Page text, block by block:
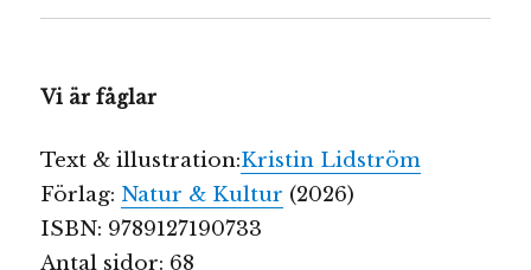
Vi är fåglar
Text & illustration:Kristin Lidström
Förlag: Natur & Kultur (2026)
ISBN: 9789127190733
Antal sidor: 68